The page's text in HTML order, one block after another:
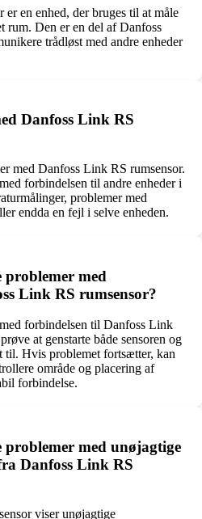
en enhed, der bruges til at måle
rum. Den er en del af Danfoss
trådløst med andre enheder
Danfoss Link RS
med Danfoss Link RS rumsensor.
forbindelsen til andre enheder i
problemer med
endda en fejl i selve enheden.
med
Link RS rumsensor?
forbindelsen til Danfoss Link
at genstarte både sensoren og
til. Hvis problemet fortsætter, kan
område og placering af
forbindelse.
med unøjagtige
Danfoss Link RS
viser unøjagtige